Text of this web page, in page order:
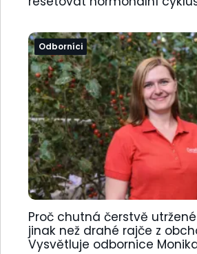
Odborníci
Proč chutná čerstvě
jinak než drahé rajče z
Vysvětluje odbornice